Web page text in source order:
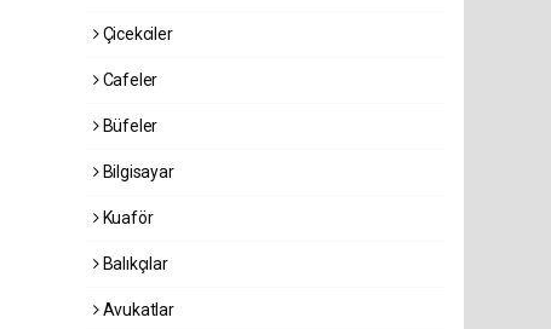
Çicekciler
Cafeler
Büfeler
Bilgisayar
Kuaför
Balıkçılar
Avukatlar